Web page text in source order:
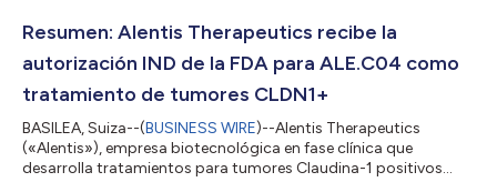
Hospital Universitario Vall d'Hebron, como miembros de su
consejo consultivo científico. «Estamos encanta...
Resumen: Alentis Therapeutics recibe la
autorización IND de la FDA para ALE.C04 como
tratamiento de tumores CLDN1+
BASILEA, Suiza--(BUSINESS WIRE)--Alentis Therapeutics
(«Alentis»), empresa biotecnológica en fase clínica que
desarrolla tratamientos para tumores Claudina-1 positivos